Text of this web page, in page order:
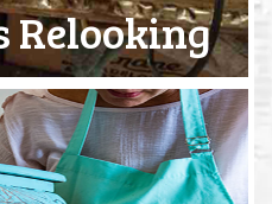
Relooking